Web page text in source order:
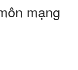
mạng